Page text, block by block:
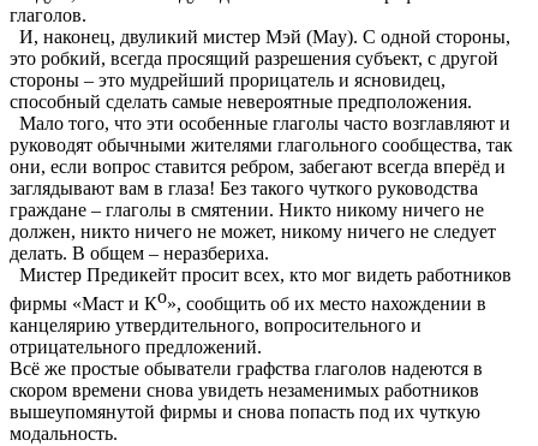
глаголов.
И, наконец, двуликий мистер Мэй (May). С одной стороны,
это робкий, всегда просящий разрешения субъект, с другой
стороны – это мудрейший прорицатель и ясновидец,
способный сделать самые невероятные предположения.
Мало того, что эти особенные глаголы часто возглавляют и
руководят обычными жителями глагольного сообщества, так
они, если вопрос ставится ребром, забегают всегда вперёд и
заглядывают вам в глаза! Без такого чуткого руководства
граждане – глаголы в смятении. Никто никому ничего не
должен, никто ничего не может, никому ничего не следует
делать. В общем – неразбериха.
Мистер Предикейт просит всех, кто мог видеть работников
фирмы «Маст и Ко», сообщить об их место нахождении в
канцелярию утвердительного, вопросительного и
отрицательного предложений.
Всё же простые обыватели графства глаголов надеются в
скором времени снова увидеть незаменимых работников
вышеупомянутой фирмы и снова попасть под их чуткую
модальность.